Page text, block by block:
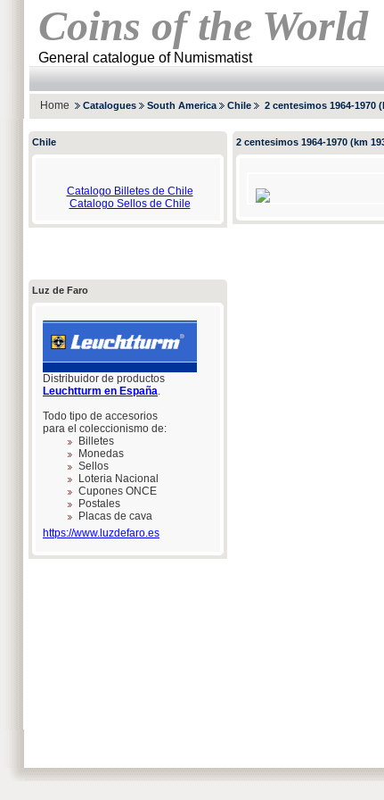
Coins of the World
General catalogue of Numismatist
Home Catalogues South America Chile 2 centesimos 1964-1970
Chile
Catalogo Billetes de Chile
Catalogo Sellos de Chile
Luz de Faro
Distribuidor de productos
Leuchtturm en España.
Todo tipo de accesorios
para el coleccionismo de:
Billetes
Monedas
Sellos
Loteria Nacional
Cupones ONCE
Postales
Placas de cava
https://www.luzdefaro.es
2 centesimos 1964-1970 (km